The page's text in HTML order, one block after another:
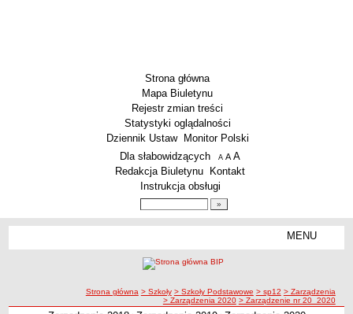
Strona główna
Mapa Biuletynu
Rejestr zmian treści
Statystyki oglądalności
Dziennik Ustaw
Monitor Polski
Menu dodatkowe
Dla słabowidzących A pomniejsz czcionkę
A standardowy rozmiar czcionki
A
Redakcja Biuletynu
Kontakt
Instrukcja obsługi
MENU
ścieżka nawigacji
Strona główna > Szkoły > Szkoły Podstawowe > sp12 > Zarządzenia
> Zarządzenia 2020 > Zarządzenie nr 20_2020